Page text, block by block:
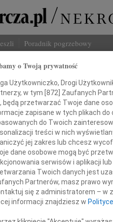
Poradnik pogrzebowy
Białystok
14.05.2011
dr. Piotrowi
Serdeczne wyrazy
o Twoją prywatność
Użytkowniczko, Drogi
w tym [872] Zaufanych
będą przetwarzać Twoje dane
zapisane w tych plikach
do Twoich
treści w nich
jej zakres lub chcesz
dane osobowe mogą być
serwisów i aplikacji
Twoich danych jest
Partnerów, masz prawo
się z administratorem – w
informacji znajdziesz w